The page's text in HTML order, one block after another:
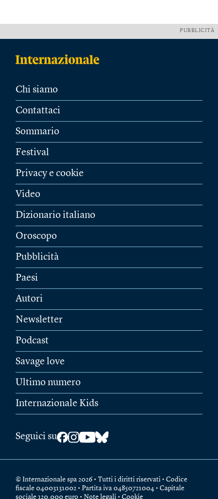
PUBBLICITÀ
Chi siamo
Contattaci
Sommario
Festival
Privacy e cookie
Video
Dizionario italiano
Oroscopo
Pubblicità
Paesi
Autori
Newsletter
Podcast
Savage love
Ultimo numero
Internazionale Kids
Seguici su
© Internazionale spa 2026 • Tutti i diritti riservati • Codice
fiscale 04003131002 • Partita iva 04850721004 • Capitale
sociale 120.000 euro • Note legali • Cookie